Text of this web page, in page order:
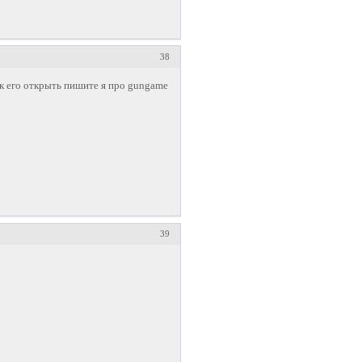
38
его открыть пишите я про gungame
39